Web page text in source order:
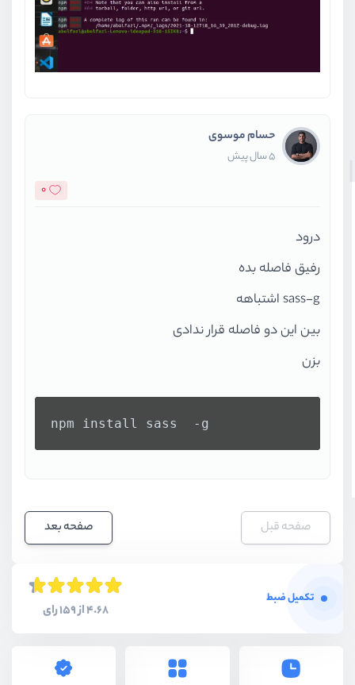
حسام موسوی
5 سال پیش
0
درود
رفیق فاصله بده
sass-g اشتباهه
بین این دو فاصله قرار ندادی
بزن
npm install sass  -g
صفحه بعد صفحه قبل
تکمیل ضبط
4.68 از 159 رای